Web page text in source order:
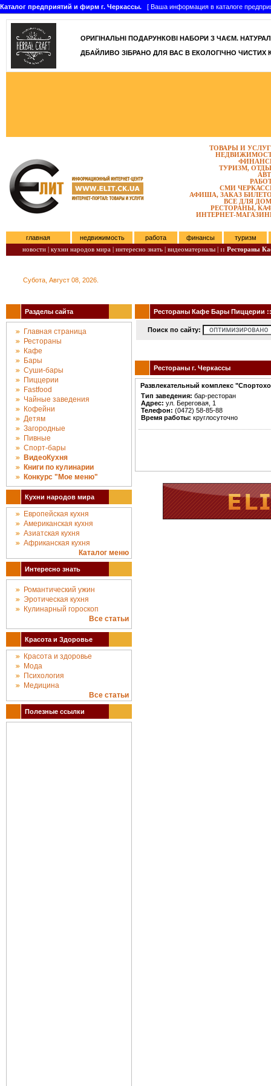
Каталог предприятий и фирм г. Черкассы. [ Ваша информация в каталоге
ОРИГІНАЛЬНІ ПОДАРУНКОВІ НАБОРИ З ЧАЄМ.
ДБАЙЛИВО ЗІБРАНО ДЛЯ ВАС В ЕКОЛОГІЧНО ЧИСТИХ
ТОВАРЫ И
ТУРИЗМ,
СМИ
АФИША, ЗАКАЗ
ВСЕ ДЛЯ
РЕСТОРАНЫ,
ИНТЕРНЕТ-
главная недвижимость работа финансы
туризм
новости | кухни народов мира | интересно знать | видеоматериалы | :: Рестораны
Субота, Август 08, 2026.
Разделы сайта
Главная страница
Рестораны
Кафе
Бары
Суши-бары
Пиццерии
Fastfood
Чайные заведения
Кофейни
Детям
Загородные
Пивные
Спорт-бары
ВидеоКухня
Книги по кулинарии
Конкурc "Мое меню"
Кухни народов мира
Европейская кухня
Американская кухня
Азиатская кухня
Африканская кухня
Каталог меню
Интересно знать
Романтический ужин
Эротическая кухня
Кулинарный гороскоп
Все статьи
Красота и Здоровье
Красота и здоровье
Мода
Психология
Медицина
Все статьи
Полезные ссылки
Рестораны Кафе Бары Пиццерии ::
Поиск по сайту:
Рестораны г. Черкассы
Развлекательный комплекс
Тип заведения: бар-ресторан
Адрес: ул. Береговая, 1
Телефон: (0472) 58-85-88
Время работы: круглосуточно